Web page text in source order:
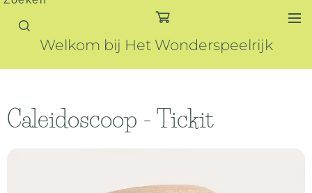
Welkom bij Het Wonderspeelrijk
Caleidoscoop - Tickit